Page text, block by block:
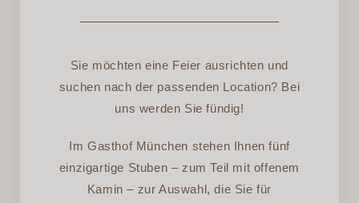
Sie möchten eine Feier ausrichten und
suchen nach der passenden Location? Bei
uns werden Sie fündig!
Im Gasthof München stehen Ihnen fünf
einzigartige Stuben – zum Teil mit offenem
Kamin – zur Auswahl, die Sie für